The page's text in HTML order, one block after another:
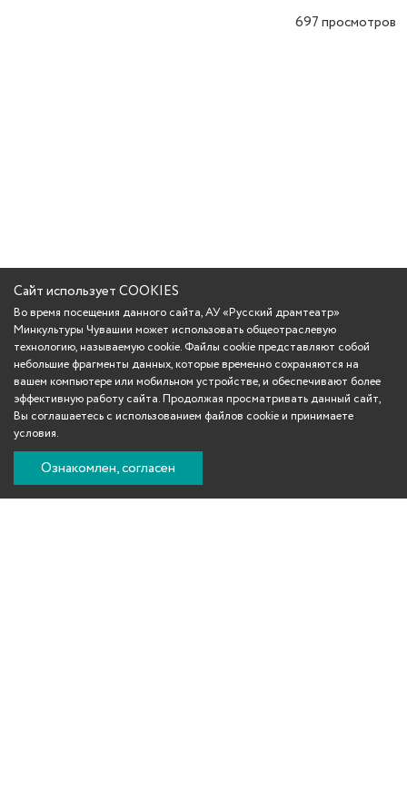
697просмотров
Сайт использует COOKIES
Во время посещения данного сайта, АУ «Русский драмтеатр»
Минкультуры Чувашии может использовать общеотраслевую
технологию, называемую cookie. Файлы cookie представляют собой
небольшие фрагменты данных, которые временно сохраняются на
вашем компьютере или мобильном устройстве, и обеспечивают более
эффективную работу сайта. Продолжая просматривать данный сайт,
Вы соглашаетесь с использованием файлов cookie и принимаете
условия.
Ознакомлен, согласен